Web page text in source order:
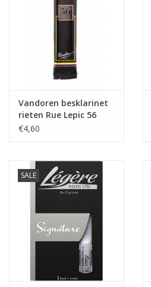
Vandoren besklarinet
rieten Rue Lepic 56
€4,60
SALE